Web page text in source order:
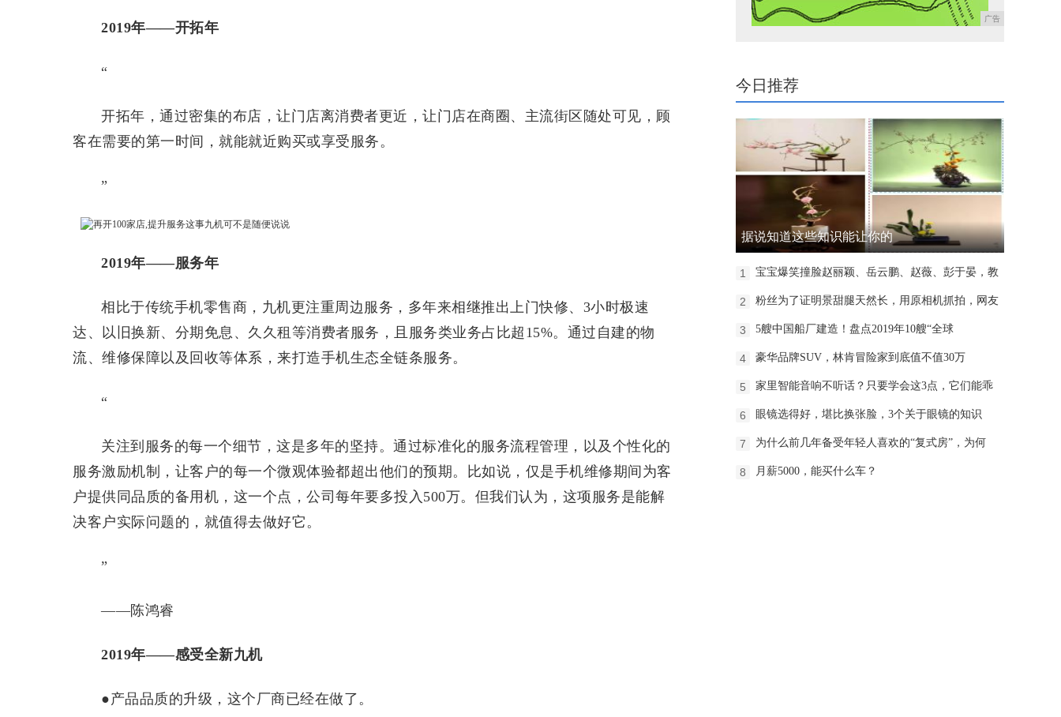
2019年——开拓年
“
开拓年，通过密集的布店，让门店离消费者更近，让门店在商圈、主流街区随处可见，顾
客在需要的第一时间，就能就近购买或享受服务。
”
2019年——服务年
相比于传统手机零售商，九机更注重周边服务，多年来相继推出上门快修、3小时极速
达、以旧换新、分期免息、久久租等消费者服务，且服务类业务占比超15%。通过自建的物
流、维修保障以及回收等体系，来打造手机生态全链条服务。
“
关注到服务的每一个细节，这是多年的坚持。通过标准化的服务流程管理，以及个性化的
服务激励机制，让客户的每一个微观体验都超出他们的预期。比如说，仅是手机维修期间为客
户提供同品质的备用机，这一个点，公司每年要多投入500万。但我们认为，这项服务是能解
决客户实际问题的，就值得去做好它。
”
——陈鸿睿
2019年——感受全新九机
●产品品质的升级，这个厂商已经在做了。
广告
今日推荐
据说知道这些知识能让你的
1 宝宝爆笑撞脸赵丽颖、岳云鹏、赵薇、彭于晏，教
2 粉丝为了证明景甜腿天然长，用原相机抓拍，网友
3 5艘中国船厂建造！盘点2019年10艘“全球
4 豪华品牌SUV，林肯冒险家到底值不值30万
5 家里智能音响不听话？只要学会这3点，它们能乖
6 ​眼镜选得好，堪比换张脸，3个关于眼镜的知识
7 为什么前几年备受年轻人喜欢的“复式房”，为何
8 月薪5000，能买什么车？